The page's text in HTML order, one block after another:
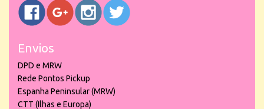
Envios
DPD e MRW
Rede Pontos Pickup
Espanha Peninsular (MRW)
CTT (Ilhas e Europa)